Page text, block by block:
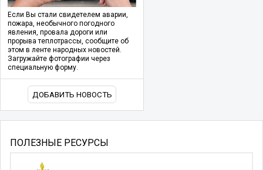
Если Вы стали свидетелем аварии,
пожара, необычного погодного
явления, провала дороги или
прорыва теплотрассы, сообщите об
этом в ленте народных новостей.
Загружайте фотографии через
специальную форму.
ДОБАВИТЬ НОВОСТЬ
ПОЛЕЗНЫЕ РЕСУРСЫ